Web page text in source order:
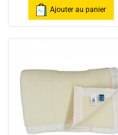
Ajouter au panier